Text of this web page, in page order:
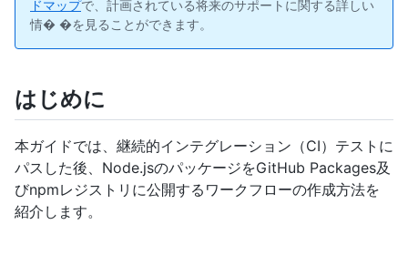
ドマップで、計画されている将来のサポートに関する詳しい
情� �を見ることができます。
はじめに
本ガイドでは、継続的インテグレーション（CI）テストに
パスした後、Node.jsのパッケージをGitHub Packages及
びnpmレジストリに公開するワークフローの作成方法を
紹介します。